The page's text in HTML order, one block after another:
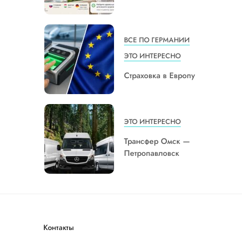
ВСЕ ПО ГЕРМАНИИ
ЭТО ИНТЕРЕСНО
Страховка в Европу
ЭТО ИНТЕРЕСНО
Трансфер Омск —
Петропавловск
Контакты